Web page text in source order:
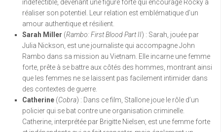
indéfectible, devenant une figure forte qui encourage Rocky à
réaliser son potentiel. Leur relation est emblématique d’un
amour authentique et résilient.
Sarah Miller (Rambo: First Blood Part II) : Sarah, jouée par
Julia Nickson, est une journaliste qui accompagne John
Rambo dans sa mission au Vietnam. Elle incarne une femme
forte, prête à se battre aux côtés des hommes, montrant ainsi
que les femmes ne se laissent pas facilement intimider dans
des contextes de guerre.
Catherine (Cobra) : Dans ce film, Stallone joue le rôle d’un
policier qui se bat contre une organisation criminelle.
Catherine, interprétée par Brigitte Nielsen, est une femme forte